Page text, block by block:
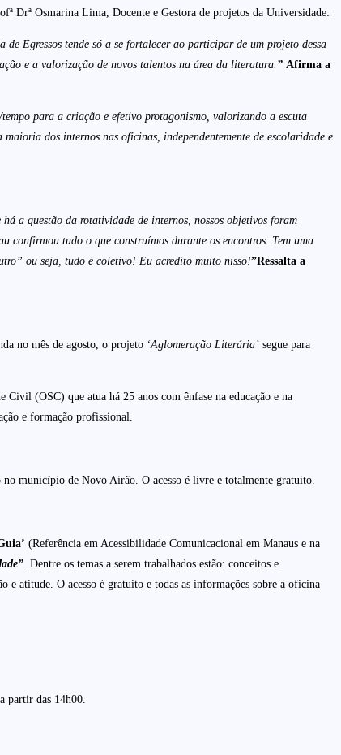
Drª Osmarina Lima, Docente e Gestora de projetos da Universidade:
de Egressos tende só a se fortalecer ao participar de um projeto dessa
e a valorização de novos talentos na área da literatura. ” Afirma a
para a criação e efetivo protagonismo, valorizando a escuta
dos internos nas oficinas, independentemente de escolaridade e
a questão da rotatividade de internos, nossos objetivos foram
confirmou tudo o que construímos durante os encontros. Tem uma
ou seja, tudo é coletivo! Eu acredito muito nisso!”Ressalta a
no mês de agosto, o projeto ‘Aglomeração Literária’ segue para
(OSC) que atua há 25 anos com ênfase na educação e na
e formação profissional.
município de Novo Airão. O acesso é livre e totalmente gratuito.
(Referência em Acessibilidade Comunicacional em Manaus e na
. Dentre os temas a serem trabalhados estão: conceitos e
atitude. O acesso é gratuito e todas as informações sobre a oficina
partir das 14h00.